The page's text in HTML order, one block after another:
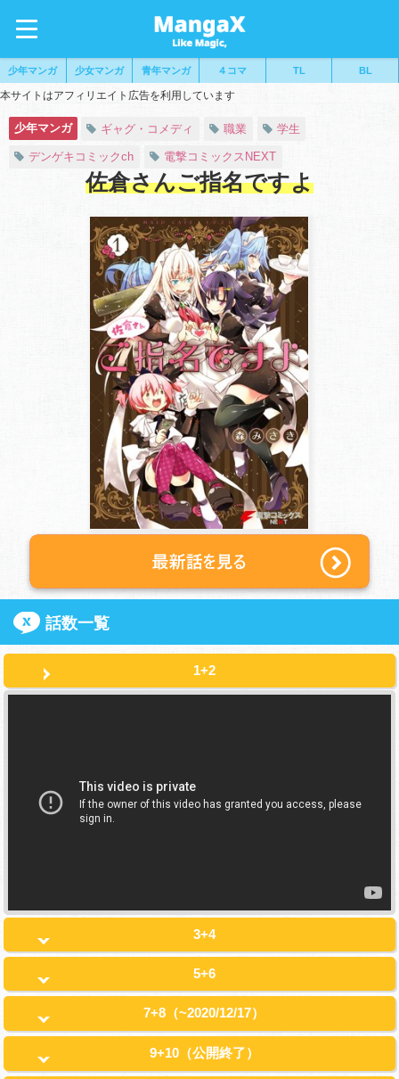
少年マンガ 少女マンガ 青年マンガ ４コマ TL BL
本サイトはアフィリエイト広告を利用しています
少年マンガ ギャグ・コメディ 職業 学生
デンゲキコミックch 電撃コミックスNEXT
佐倉さんご指名ですよ
話数一覧
1+2
3+4
5+6
7+8（~2020/12/17）
9+10（公開終了）